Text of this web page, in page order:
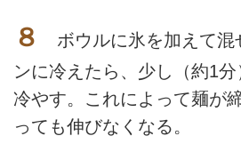
８
ボウルに氷を加えて混
ンに冷えたら、少し（約1分
冷やす。これによって麺が
っても伸びなくなる。